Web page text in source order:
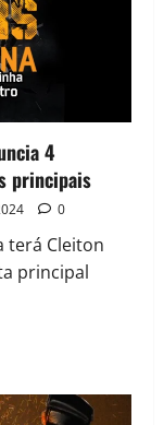
4
principais
0
terá Cleiton
principal